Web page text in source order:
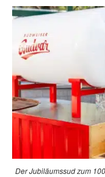
Der Jubiläumssud zum